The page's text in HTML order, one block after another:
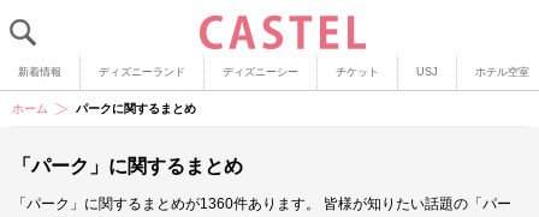
新着情報 ディズニーランド ディズニーシー チケット USJ ホテル空室
ホーム パークに関するまとめ
「パーク」に関するまとめ
「パーク」に関するまとめが1360件あります。
皆様が知りたい話題の「パー